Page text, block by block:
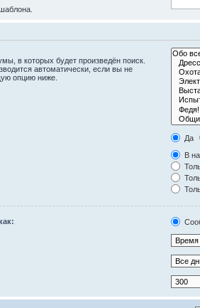
в которых будет произведён поиск.
автоматически, если вы не
опцию ниже.
Да
В